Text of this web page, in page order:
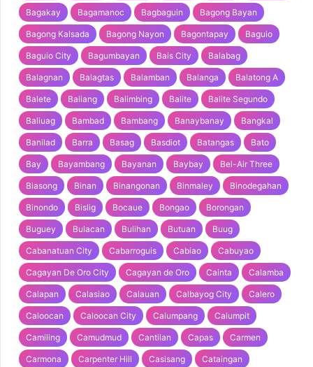
Bagakay Bagamanoc Bagbaguin Bagong Bayan
Bagong Kalsada Bagong Nayon Bagontapay Baguio
Baguio City Bagumbayan Bais City Balabag
Balagnan Balagtas Balamban Balanga Balatong A
Balete Baliang Balimbing Balite Balite Segundo
Baliuag Bambad Bambang Banaybanay Bangkal
Banilad Barra Basag Basdiot Batangas Bato
Bay Bayambang Bayanan Baybay Bel-Air Three
Biasong Binan Binangonan Binmaley Binodegahan
Binondo Bislig Bocaue Bongao Borongan
Buguey Bulacan Bulihan Butuan Buug
Cabanatuan City Cabarroguis Cabiao Cabuyao
Cagayan De Oro City Cagayan de Oro Cainta Calamba
Calapan Calasiao Calauan Calbayog City Calero
Caloocan Caloocan City Calumpang Calumpit
Camiling Camudmud Cantilan Capas Carmen
Carmona Carpenter Hill Casisang Cataingan